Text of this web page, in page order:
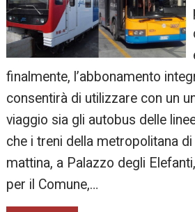
finalmente, l’abbonamento
consentirà di utilizzare con un
viaggio sia gli autobus delle
che i treni della metropolitana di
mattina, a Palazzo degli
per il Comune,…